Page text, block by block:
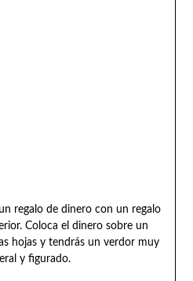
regalo de dinero con un regalo
Coloca el dinero sobre un
hojas y tendrás un verdor muy
y figurado.